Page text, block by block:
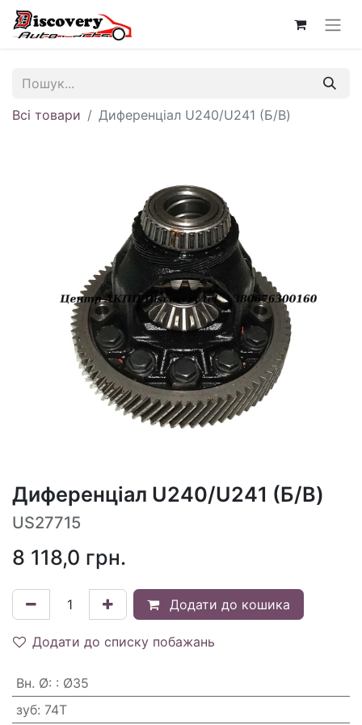
Всі товари Диференціал U240/U241 (Б/В)
Диференціал U240/U241 (Б/В)
US27715
8 118,0 грн.
Додати до кошика
Додати до списку побажань
Вн. Ø: : Ø35
зуб: 74T